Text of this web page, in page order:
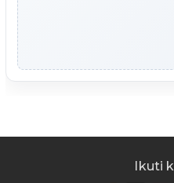
Ikuti